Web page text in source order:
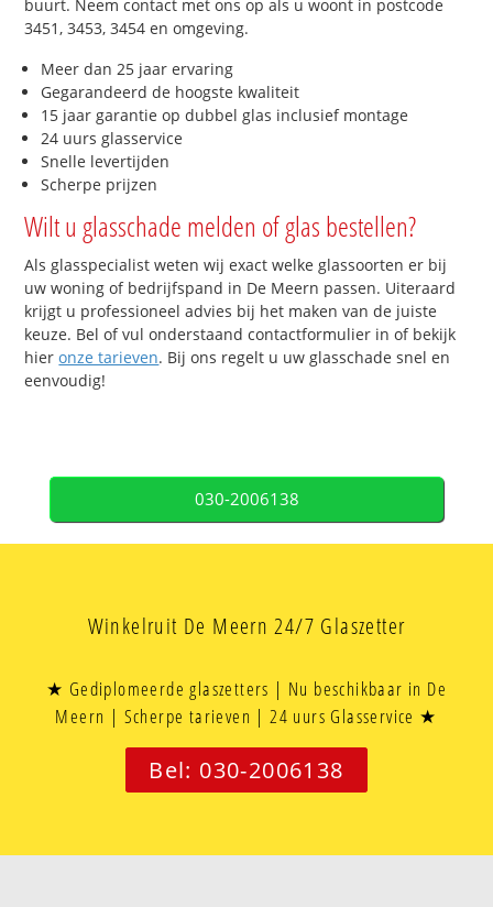
buurt. Neem contact met ons op als u woont in postcode
3451, 3453, 3454 en omgeving.
Meer dan 25 jaar ervaring
Gegarandeerd de hoogste kwaliteit
15 jaar garantie op dubbel glas inclusief montage
24 uurs glasservice
Snelle levertijden
Scherpe prijzen
Wilt u glasschade melden of glas bestellen?
Als glasspecialist weten wij exact welke glassoorten er bij
uw woning of bedrijfspand in De Meern passen. Uiteraard
krijgt u professioneel advies bij het maken van de juiste
keuze. Bel of vul onderstaand contactformulier in of bekijk
hieronze tarieven. Bij ons regelt u uw glasschade snel en
eenvoudig!
030-2006138
Winkelruit De Meern 24/7 Glaszetter
★ Gediplomeerde glaszetters | Nu beschikbaar in De
Meern | Scherpe tarieven | 24 uurs Glasservice ★
Bel: 030-2006138